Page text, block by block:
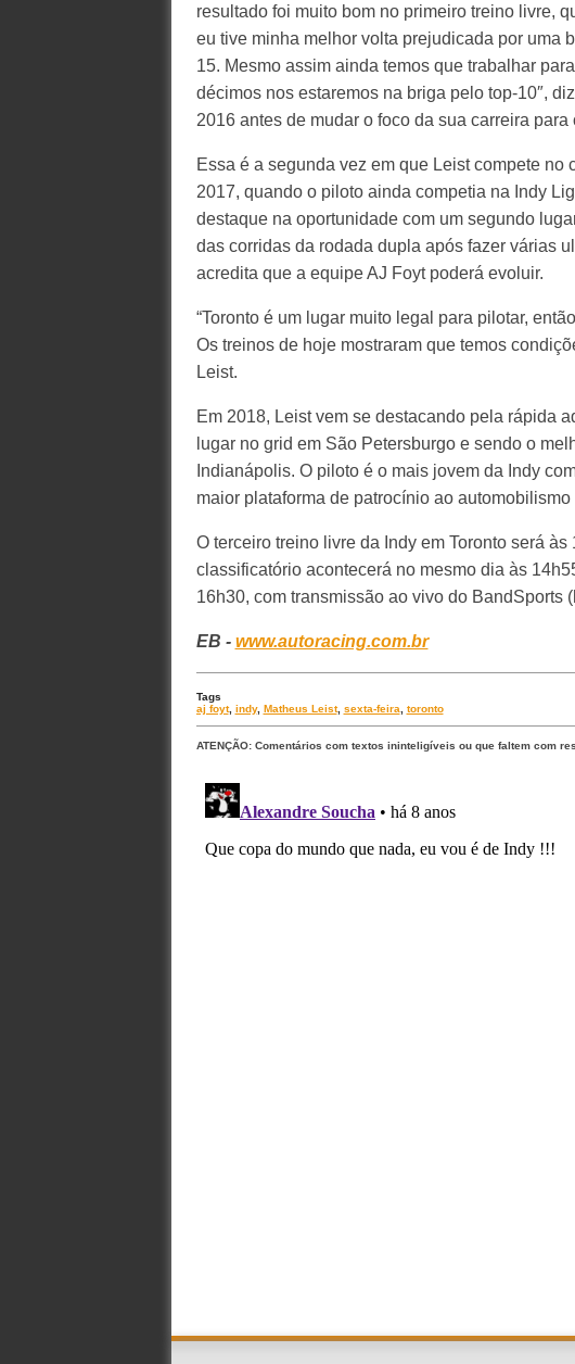
resultado foi muito bom no primeiro treino livre,
eu tive minha melhor volta prejudicada por uma
15. Mesmo assim ainda temos que trabalhar
décimos nos estaremos na briga pelo top-10″,
2016 antes de mudar o foco da sua carreira
Essa é a segunda vez em que Leist compete
2017, quando o piloto ainda competia na Indy
destaque na oportunidade com um segundo
das corridas da rodada dupla após fazer várias
acredita que a equipe AJ Foyt poderá evoluir.
“Toronto é um lugar muito legal para pilotar,
Os treinos de hoje mostraram que temos
Leist.
Em 2018, Leist vem se destacando pela rápida
lugar no grid em São Petersburgo e sendo o
Indianápolis. O piloto é o mais jovem da Indy
maior plataforma de patrocínio ao automobilismo
O terceiro treino livre da Indy em Toronto será
classificatório acontecerá no mesmo dia às
16h30, com transmissão ao vivo do BandSports
EB - www.autoracing.com.br
Tags
aj foyt, indy, Matheus Leist, sexta-feira toronto
ATENÇÃO: Comentários com textos ininteligíveis ou que faltem com